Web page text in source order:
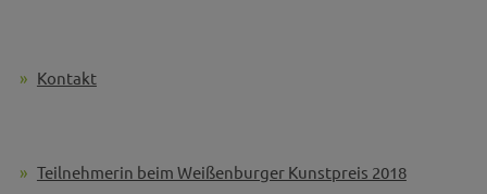
Kontakt
Teilnehmerin beim Weißenburger Kunstpreis 2018